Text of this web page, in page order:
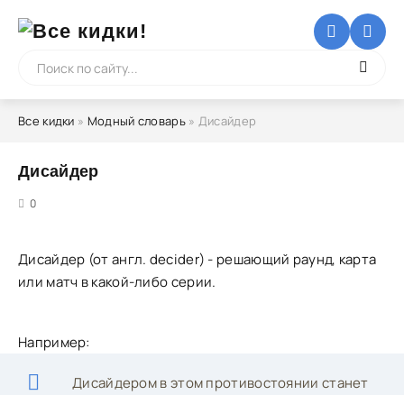
Все кидки » Модный словарь» Дисайдер
Дисайдер
0
Дисайдер (от англ. decider) - решающий раунд, карта
или матч в какой-либо серии.
Например:
Дисайдером в этом противостоянии станет